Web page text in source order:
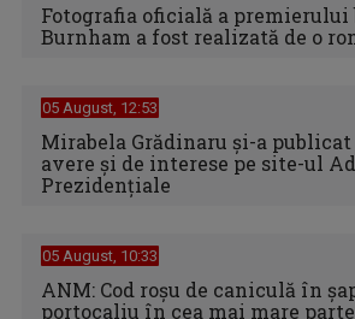
Fotografia oficială a
Burnham a fost realizată de o
05 August, 12:53
Mirabela Grădinaru și-a
avere și de interese pe site-ul
Prezidențiale
05 August, 10:33
ANM: Cod roșu de caniculă în
portocaliu în cea mai mare